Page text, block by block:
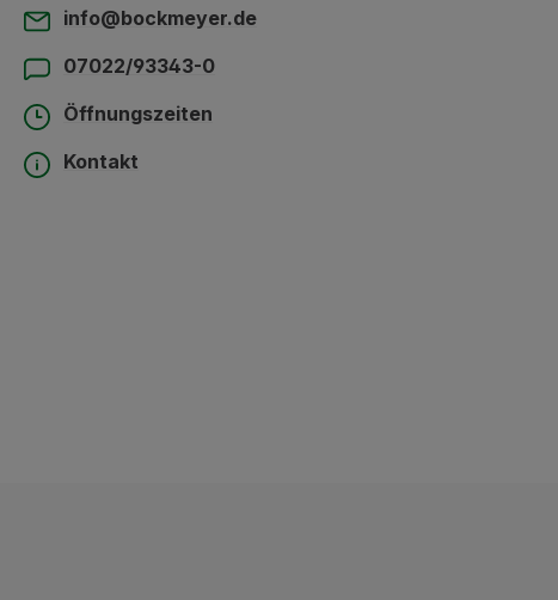
info@bockmeyer.de
07022/93343-0
Öffnungszeiten
Kontakt